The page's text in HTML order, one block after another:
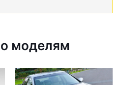
моделям